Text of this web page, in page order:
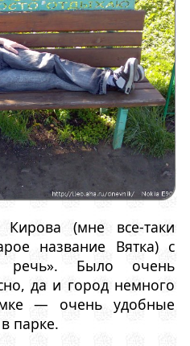
(мне все-таки
название Вятка) с
речь». Было очень
да и город немного
— очень удобные
парке.